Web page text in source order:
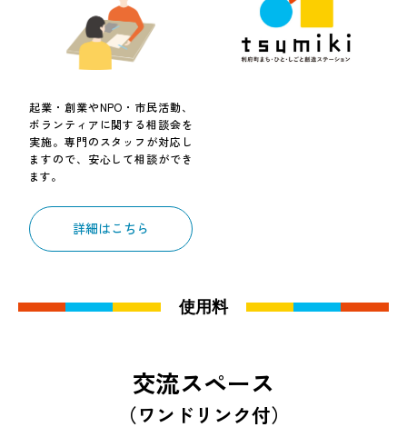
起業・創業やNPO・市民活動、
ボランティアに関する相談会を
実施。専門のスタッフが対応し
ますので、安心して相談ができ
ます。
詳細はこちら
使用料
交流スペース
（ワンドリンク付）